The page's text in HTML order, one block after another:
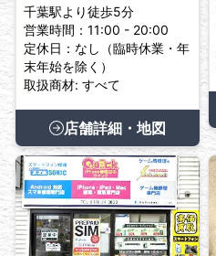
千葉駅より徒歩5分
営業時間：11:00 - 20:00
定休日：なし（臨時休業・年
末年始を除く）
取扱商材: すべて
店舗詳細・地図